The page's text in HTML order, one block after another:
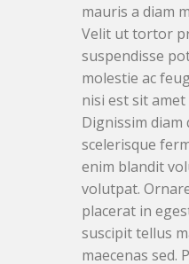
mauris a diam
Velit ut tortor
suspendisse
molestie ac
nisi est sit
Dignissim
scelerisque
enim blandit
volutpat.
placerat in
suscipit tellus
maecenas sed.